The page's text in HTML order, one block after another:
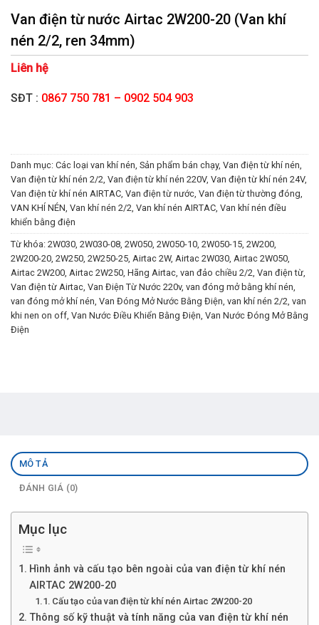
Van điện từ nước Airtac 2W200-20 (Van khí
nén 2/2, ren 34mm)
Liên hệ
SĐT : 0867 750 781 – 0902 504 903
Danh mục: Các loại van khí nén, Sản phẩm bán chạy, Van điện từ khí nén,
Van điện từ khí nén 2/2, Van điện từ khí nén 220V, Van điện từ khí nén 24V,
Van điện từ khí nén AIRTAC, Van điện từ nước, Van điện từ thường đóng,
VAN KHÍ NÉN, Van khí nén 2/2, Van khí nén AIRTAC, Van khí nén điều
khiển bằng điện
Từ khóa: 2W030, 2W030-08, 2W050, 2W050-10, 2W050-15, 2W200,
2W200-20, 2W250, 2W250-25, Airtac 2W, Airtac 2W030, Airtac 2W050,
Airtac 2W200, Airtac 2W250, Hãng Airtac, van đảo chiều 2/2, Van điện từ,
Van điện từ Airtac, Van Điện Từ Nước 220v, van đóng mở bằng khí nén,
van đóng mở khí nén, Van Đóng Mở Nước Bằng Điện, van khí nén 2/2, van
khi nen on off, Van Nước Điều Khiển Bằng Điện, Van Nước Đóng Mở Bằng
Điện
MÔ TẢ
ĐÁNH GIÁ (0)
Mục lục
Hình ảnh và cấu tạo bên ngoài của van điện từ khí nén
AIRTAC 2W200-20
Cấu tạo của van điện từ khí nén Airtac 2W200-20
Thông số kỹ thuật và tính năng của van điện từ khí nén